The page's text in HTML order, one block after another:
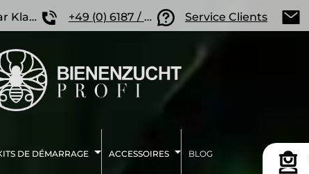
+49 (0) 6187 / 207 57 86 Service Clients
DE DÉMARRAGE ACCESSOIRES BLOG